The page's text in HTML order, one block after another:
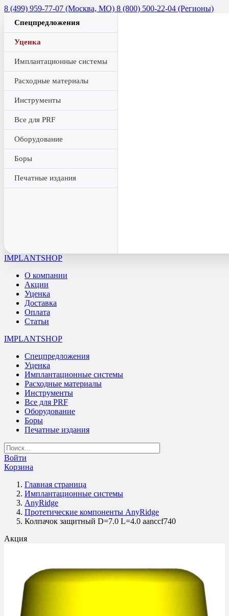
8 (499) 959-77-07 (Москва, МО) 8 (800) 500-22-04 (Регионы)
Спецпредложения
Уценка
Имплантационные системы
Расходные материалы
Инструменты
Все для PRF
Оборудование
Боры
Печатные издания
IMPLANTSHOP
О компании
Акции
Уценка
Доставка
Оплата
Статьи
IMPLANTSHOP
Спецпредложения
Уценка
Имплантационные системы
Расходные материалы
Инструменты
Все для PRF
Оборудование
Боры
Печатные издания
Войти
Корзина
Главная страница
Имплантационные системы
AnyRidge
Протетические компоненты AnyRidge
Колпачок защитный D=7.0 L=4.0 aanccf740
Акция